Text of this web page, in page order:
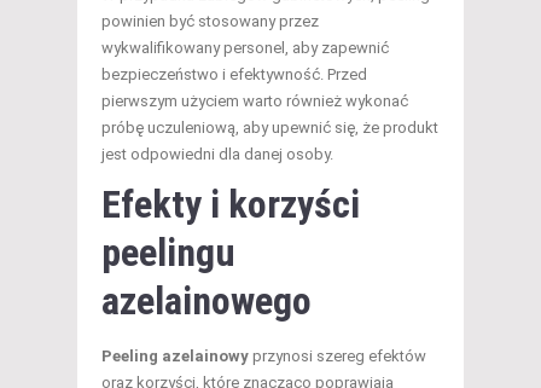
powinien być stosowany przez
wykwalifikowany personel, aby zapewnić
bezpieczeństwo i efektywność. Przed
pierwszym użyciem warto również wykonać
próbę uczuleniową, aby upewnić się, że produkt
jest odpowiedni dla danej osoby.
Efekty i korzyści
peelingu
azelainowego
Peeling azelainowy przynosi szereg efektów
oraz korzyści, które znacząco poprawiają